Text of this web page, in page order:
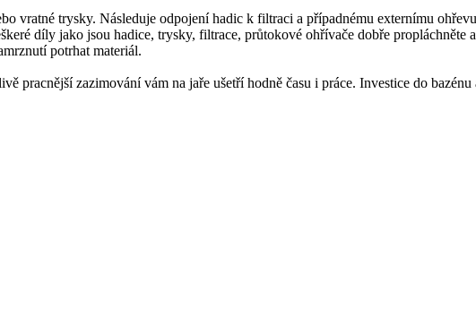
vratné trysky. Následuje odpojení hadic k filtraci a případnému externímu
díly jako jsou hadice, trysky, filtrace, průtokové ohřívače dobře propláchněte
potrhat materiál.
pracnější zazimování vám na jaře ušetří hodně času i práce. Investice do